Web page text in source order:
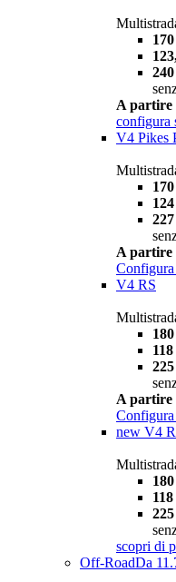
A partire
configura
V4 Pikes
A partire
Configura
V4 RS
A partire
Configura
new V4
scopri di
Off-RoadDa